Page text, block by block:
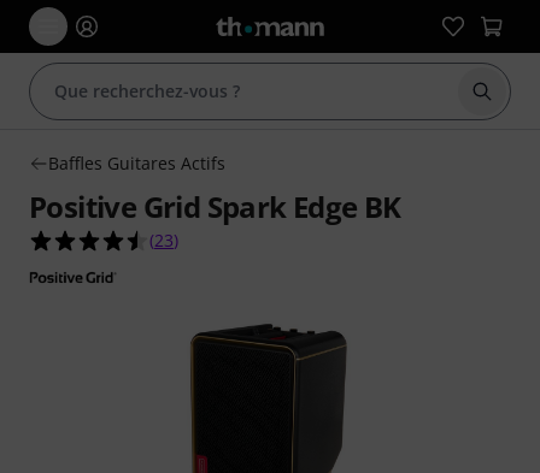
Baffles Guitares Actifs
Positive Grid Spark Edge BK
4.5 étoiles sur 5 d'après 23 évaluations clients
(23)